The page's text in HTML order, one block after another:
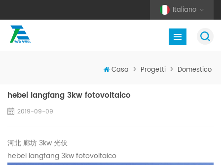
Italiano
Casa > Progetti > Domestico
hebei langfang 3kw fotovoltaico
2019-09-09
河北 廊坊 3kw 光伏
hebei langfang 3kw fotovoltaico